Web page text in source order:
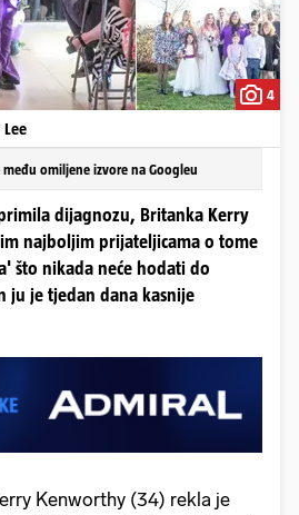
4
omiljene izvore na Googleu
dijagnozu, Britanka Kerry
najboljim prijateljicama o tome
što nikada neće hodati do
ju je tjedan dana kasnije
Kenworthy (34) rekla je